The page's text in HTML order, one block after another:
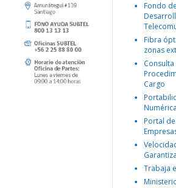
Fondo
Fibra
zonas
Consulta
Cargo
Portal
Trabaja